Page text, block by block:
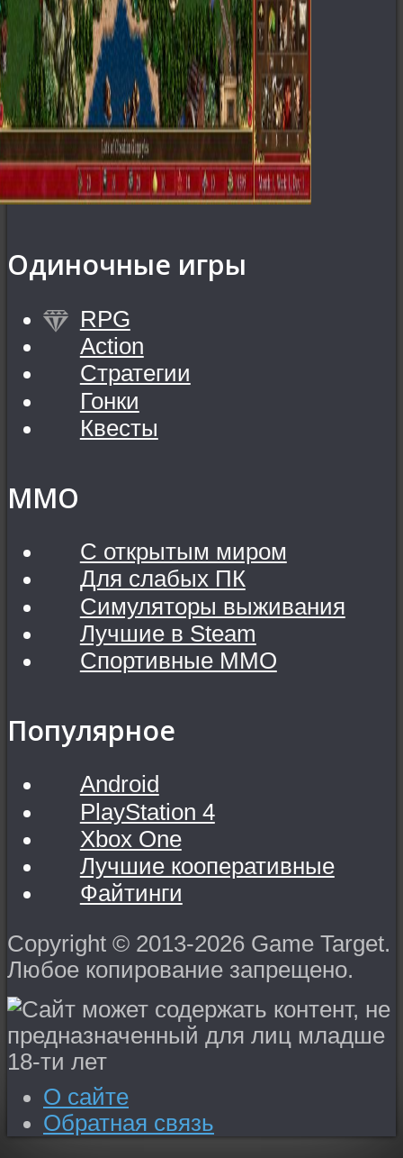
Одиночные игры
RPG
Action
Стратегии
Гонки
Квесты
MMO
С открытым миром
Для слабых ПК
Симуляторы выживания
Лучшие в Steam
Спортивные MMO
Популярное
Android
PlayStation 4
Xbox One
Лучшие кооперативные
Файтинги
Copyright © 2013-2026 Game Target.
Любое копирование запрещено.
О сайте
Обратная связь